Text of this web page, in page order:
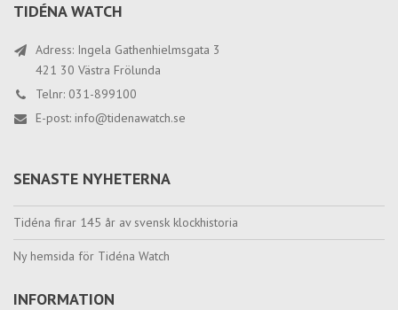
TIDÉNA WATCH
Adress: Ingela Gathenhielmsgata 3
421 30 Västra Frölunda
Telnr: 031-899100
E-post: info@tidenawatch.se
SENASTE NYHETERNA
Tidéna firar 145 år av svensk klockhistoria
Ny hemsida för Tidéna Watch
INFORMATION